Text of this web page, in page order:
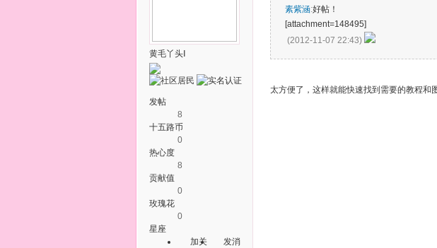
黄毛丫头Ⅰ
发帖
8
十五路币
0
热心度
8
贡献值
0
玫瑰花
0
星座
加关
发消
素紫涵:好帖！
[attachment=148495]
(2012-11-07 22:43)
太方便了，这样就能快速找到需要的教程和